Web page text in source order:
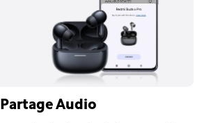
Partage Audio